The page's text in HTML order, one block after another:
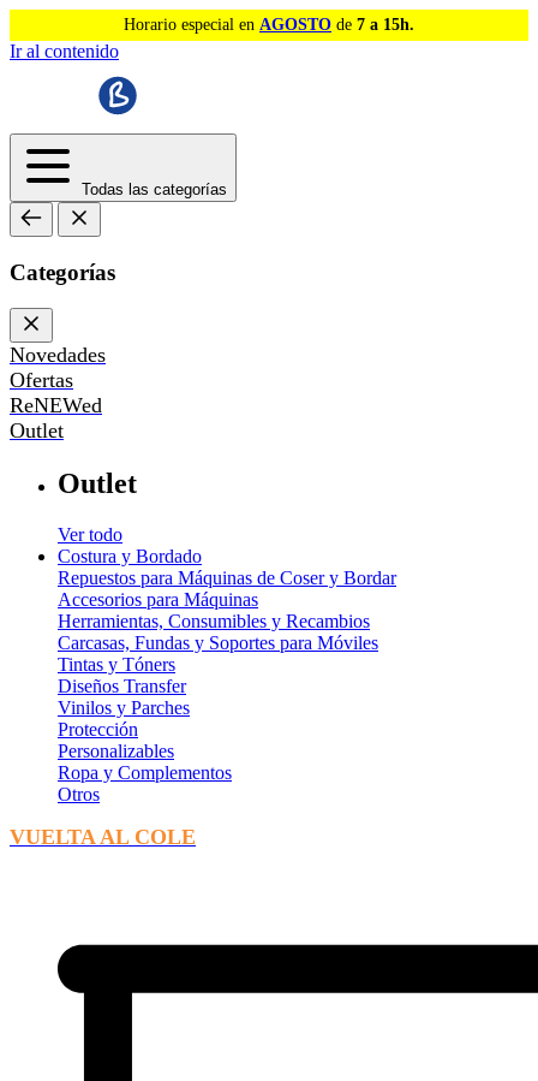
Horario especial en AGOSTO de 7 a 15h.
Ir al contenido
Todas las categorías
Categorías
Novedades
Ofertas
ReNEWed
Outlet
Outlet
Ver todo
Costura y Bordado
Repuestos para Máquinas de Coser y Bordar
Accesorios para Máquinas
Herramientas, Consumibles y Recambios
Carcasas, Fundas y Soportes para Móviles
Tintas y Tóners
Diseños Transfer
Vinilos y Parches
Protección
Personalizables
Ropa y Complementos
Otros
VUELTA AL COLE